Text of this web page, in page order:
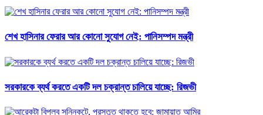
শেখ হাসিনার ফেরার আর কোনো সুযোগ নেই: পানিসম্পদ মন্ত্রী
সরকারকে ব্যর্থ করতে একটি দল চক্রান্ত চালিয়ে যাচ্ছে: রিজভী